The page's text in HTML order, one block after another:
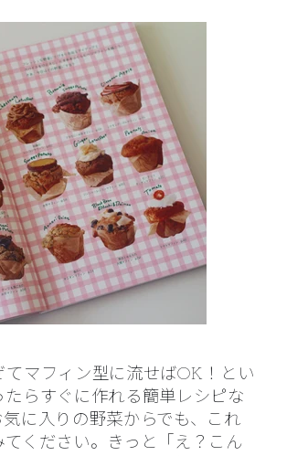
マフィン型に流せばOK！とい
らすぐに作れる簡単レシピな
に入りの野菜からでも、これ
ください。きっと「え？こん